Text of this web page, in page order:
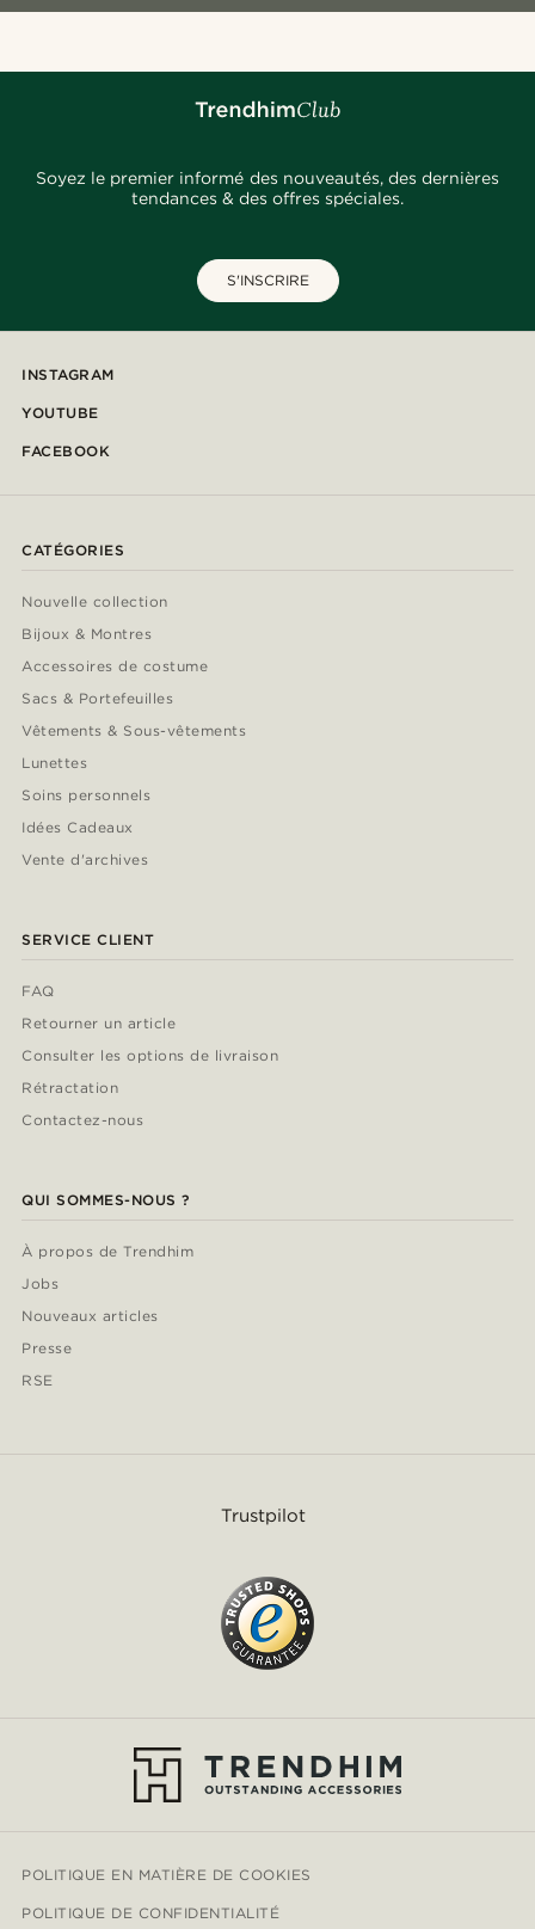
Soyez le premier informé des nouveautés, des dernières
tendances & des offres spéciales.
S'INSCRIRE
INSTAGRAM
YOUTUBE
FACEBOOK
CATÉGORIES
Nouvelle collection
Bijoux & Montres
Accessoires de costume
Sacs & Portefeuilles
Vêtements & Sous-vêtements
Lunettes
Soins personnels
Idées Cadeaux
Vente d'archives
SERVICE CLIENT
FAQ
Retourner un article
Consulter les options de livraison
Rétractation
Contactez-nous
QUI SOMMES-NOUS ?
À propos de Trendhim
Jobs
Nouveaux articles
Presse
RSE
Trustpilot
POLITIQUE EN MATIÈRE DE COOKIES
POLITIQUE DE CONFIDENTIALITÉ